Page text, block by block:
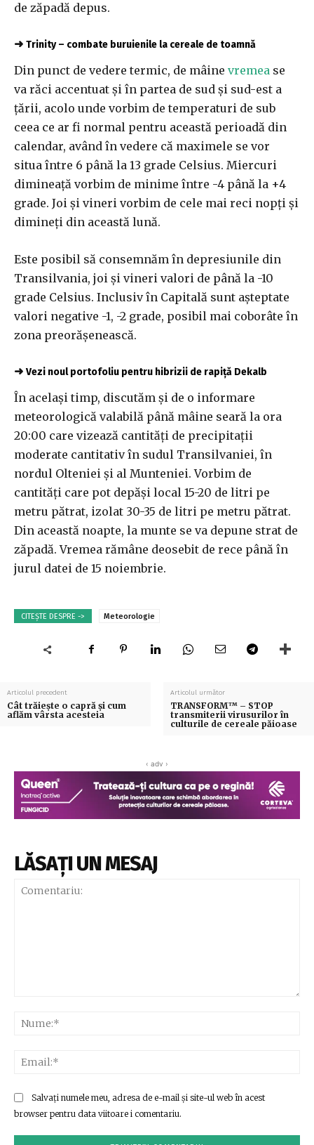
de zăpadă depus.
➜ Trinity – combate buruienile la cereale de toamnă
Din punct de vedere termic, de mâine vremea se
va răci accentuat şi în partea de sud şi sud-est a
ţării, acolo unde vorbim de temperaturi de sub
ceea ce ar fi normal pentru această perioadă din
calendar, având în vedere că maximele se vor
situa între 6 până la 13 grade Celsius. Miercuri
dimineață vorbim de minime între -4 până la +4
grade. Joi şi vineri vorbim de cele mai reci nopți şi
dimineți din această lună.
Este posibil să consemnăm în depresiunile din
Transilvania, joi şi vineri valori de până la -10
grade Celsius. Inclusiv în Capitală sunt aşteptate
valori negative -1, -2 grade, posibil mai coborâte în
zona preorășenească.
➜ Vezi noul portofoliu pentru hibrizii de rapiță Dekalb
În același timp, discutăm şi de o informare
meteorologică valabilă până mâine seară la ora
20:00 care vizează cantități de precipitații
moderate cantitativ în sudul Transilvaniei, în
nordul Olteniei şi al Munteniei. Vorbim de
cantități care pot depăși local 15-20 de litri pe
metru pătrat, izolat 30-35 de litri pe metru pătrat.
Din această noapte, la munte se va depune strat de
zăpadă. Vremea rămâne deosebit de rece până în
jurul datei de 15 noiembrie.
CITEȘTE DESPRE -> Meteorologie
Articolul precedent
Сât trăiește o capră și cum
aflăm vârsta acesteia
Articolul următor
TRANSFORM™ – STOP
transmiterii virusurilor în
culturile de cereale păioase
‹ adv ›
LĂSAȚI UN MESAJ
Salvați numele meu, adresa de e-mail și site-ul web în acest
browser pentru data viitoare i comentariu.